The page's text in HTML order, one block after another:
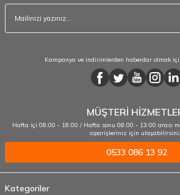
Kampanya ve indirimlerden haberdar olmak
MÜŞTERİ
Hafta içi 08:00 - 18:00 / Hafta sonu 08:00 - 13:00 arası
siparişleriniz için
0533 086 13 92
Kategoriler